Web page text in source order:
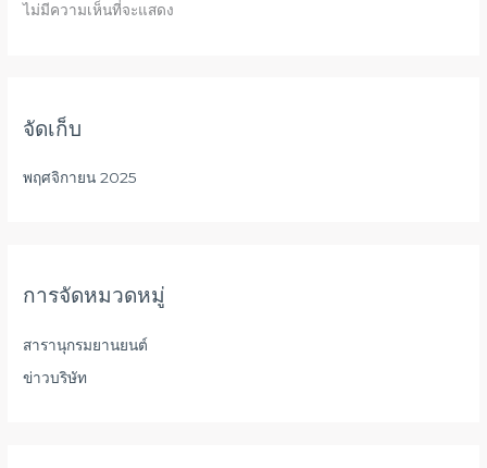
ไม่มีความเห็นที่จะแสดง
จัดเก็บ
พฤศจิกายน 2025
การจัดหมวดหมู่
สารานุกรมยานยนต์
ข่าวบริษัท